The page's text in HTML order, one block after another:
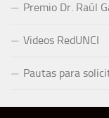
Premio Dr. Raúl
Videos RedUNCI
Pautas para